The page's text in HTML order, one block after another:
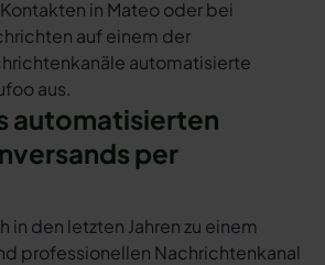
in Mateo oder bei
auf einem der
automatisierte
aus.
automatisierten
per
in den letzten Jahren zu einem
professionellen Nachrichtenkanal